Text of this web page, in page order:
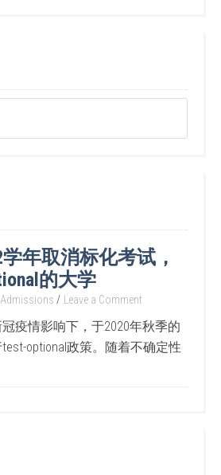
年取消标化考试，
的大学
Admissions Leave a Comment
疫情影响下，于2020年秋季的
optional政策。随着不确定性